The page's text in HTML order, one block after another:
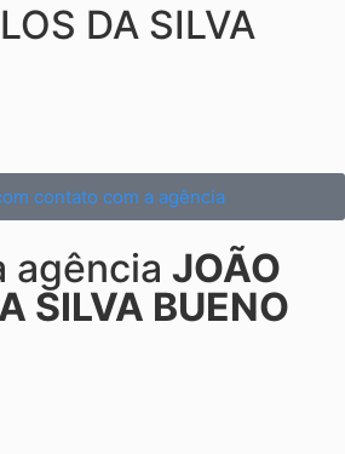
DA SILVA
contato com a agência
agência JOÃO
SILVA BUENO